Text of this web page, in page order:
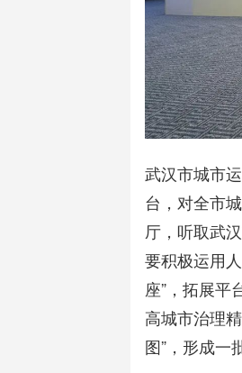
武汉市城市
台，对全市
厅，听取武
要积极运用
座”，拓展平
高城市治理
图”，形成一